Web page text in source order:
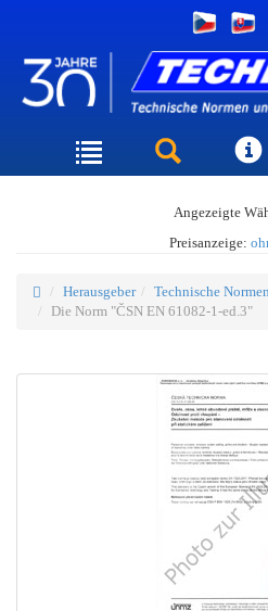
Angezeigte
Preisanzeige:
Herausgeber
Technische
Die Norm "ČSN EN 61082-1-ed.3"